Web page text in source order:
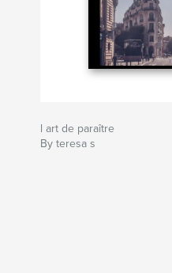
l art de paraître
By teresa s